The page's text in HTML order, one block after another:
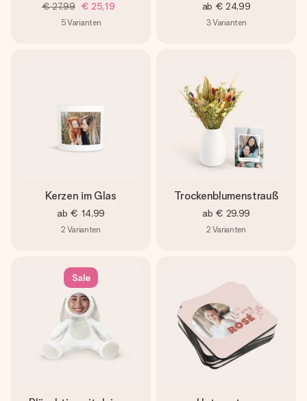
€ 27,99 € 25,19
5Varianten
ab € 24,99
3Varianten
Kerzen im Glas
ab € 14,99
2 Varianten
Trockenblumenstrauß
ab € 29,99
2 Varianten
Sale